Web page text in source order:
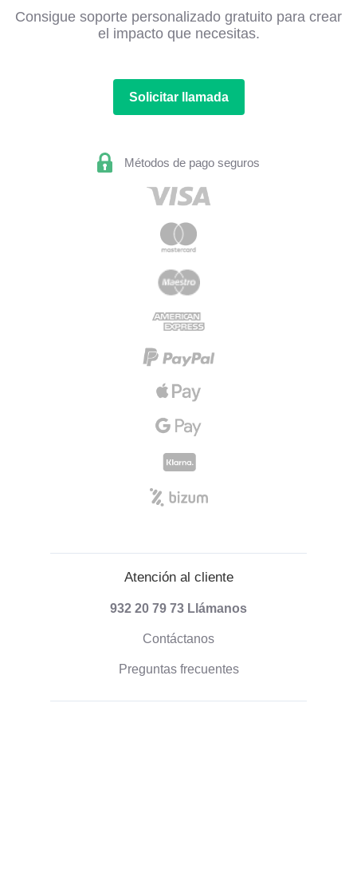
Consigue soporte personalizado gratuito para crear
el impacto que necesitas.
Solicitar llamada
Métodos de pago seguros
Atención al cliente
932 20 79 73 Llámanos
Contáctanos
Preguntas frecuentes